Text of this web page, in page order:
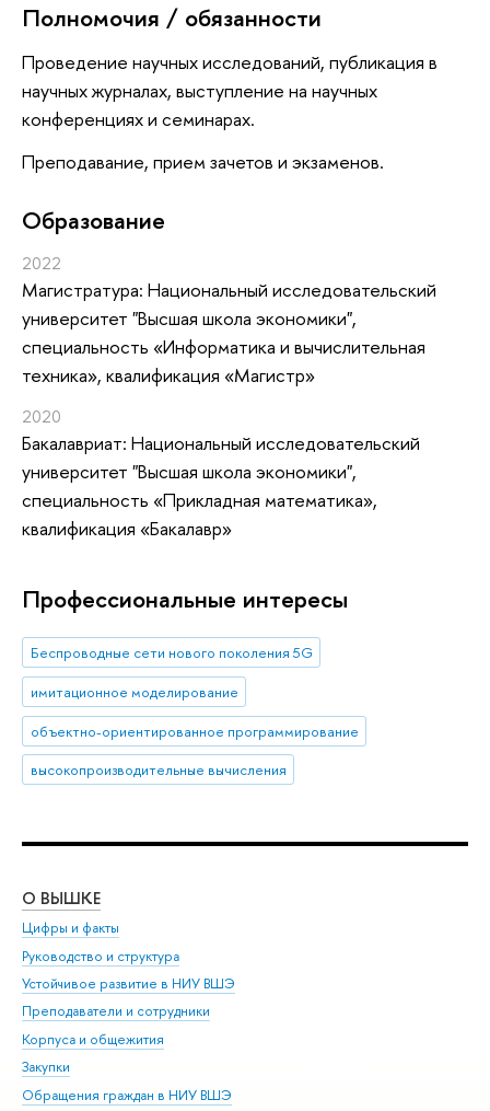
Полномочия / обязанности
Проведение научных исследований, публикация в
научных журналах, выступление на научных
конференциях и семинарах.
Преподавание, прием зачетов и экзаменов.
Oбразование
2022
Магистратура: Национальный исследовательский
университет "Высшая школа экономики",
специальность «Информатика и вычислительная
техника», квалификация «Магистр»
2020
Бакалавриат: Национальный исследовательский
университет "Высшая школа экономики",
специальность «Прикладная математика»,
квалификация «Бакалавр»
Профессиональные интересы
Беспроводные сети нового поколения 5G
имитационное моделирование
объектно-ориентированное программирование
высокопроизводительные вычисления
О ВЫШКЕ
Цифры и факты
Руководство и структура
Устойчивое развитие в НИУ ВШЭ
Преподаватели и сотрудники
Корпуса и общежития
Закупки
Обращения граждан в НИУ ВШЭ